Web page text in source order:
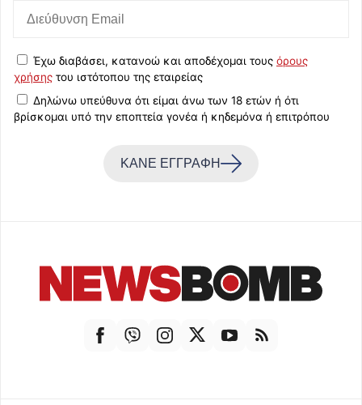
Έχω διαβάσει, κατανοώ και αποδέχομαι τους όρους
χρήσης του ιστότοπου της εταιρείας
Δηλώνω υπεύθυνα ότι είμαι άνω των 18 ετών ή ότι
βρίσκομαι υπό την εποπτεία γονέα ή κηδεμόνα ή επιτρόπου
ΚΑΝΕ ΕΓΓΡΑΦΗ